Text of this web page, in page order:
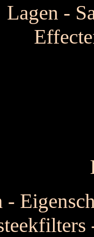
Lagen -
-